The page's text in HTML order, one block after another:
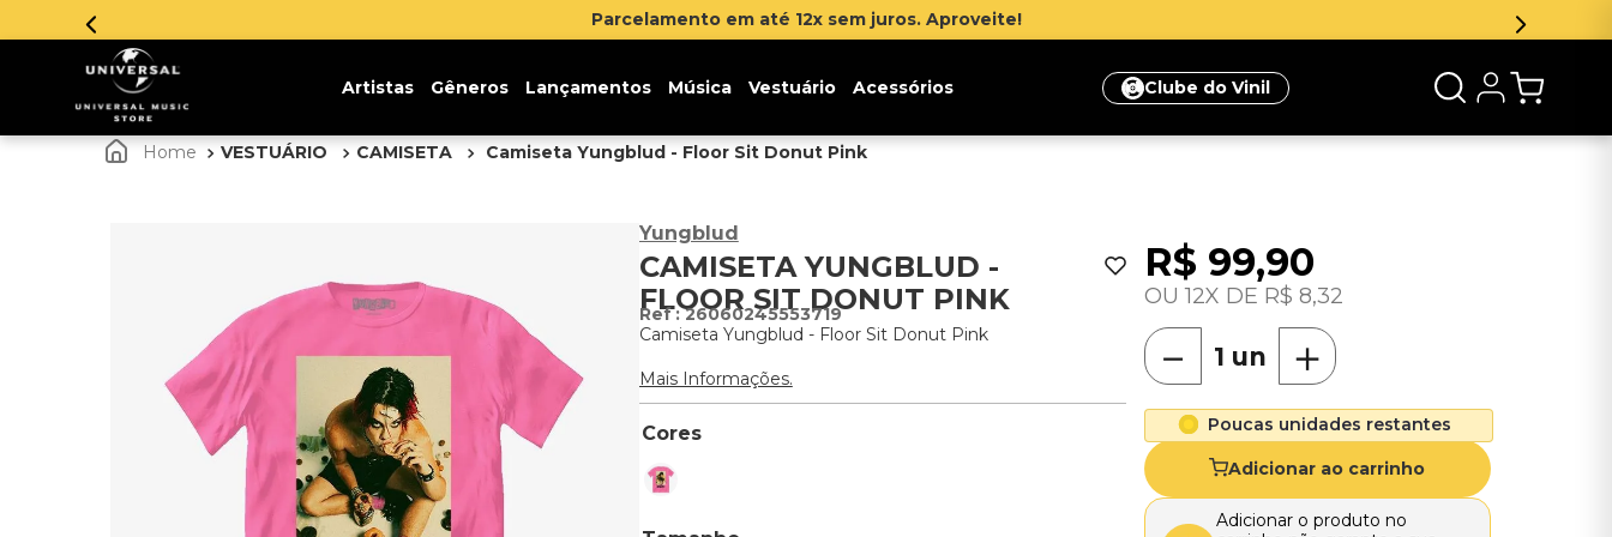
Parcelamento em até 12x sem juros. Aproveite!
Artistas Gêneros Lançamentos Música Vestuário Acessórios Clube do Vinil
VESTUÁRIO CAMISETA Camiseta Yungblud - Floor Sit Donut Pink
Yungblud
CAMISETA YUNGBLUD -
FLOOR SIT DONUT PINK
:26060245553719
Camiseta Yungblud - Floor Sit Donut Pink
Mais Informações.
R$ 99,90
12 R$ 8,32
＋
－
Poucas unidades restantes
Adicionar ao carrinho
Adicionar o produto no